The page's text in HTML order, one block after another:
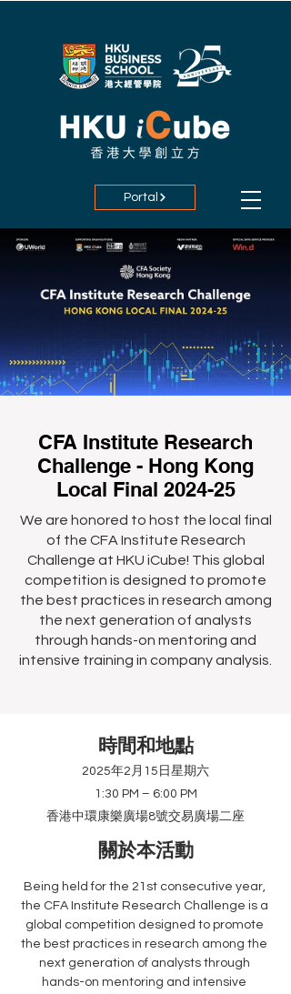
Portal
CFA Institute Research
Challenge - Hong Kong
Local Final 2024-25
We are honored to host the local final
of the CFA Institute Research
Challenge at HKU iCube! This global
competition is designed to promote
the best practices in research among
the next generation of analysts
through hands-on mentoring and
intensive training in company analysis.
時間和地點
2025年2月15日星期六
1:30 PM – 6:00 PM
香港中環康樂廣場8號交易廣場二座
關於本活動
Being held for the 21st consecutive year,
the CFA Institute Research Challenge is a
global competition designed to promote
the best practices in research among the
next generation of analysts through
hands-on mentoring and intensive